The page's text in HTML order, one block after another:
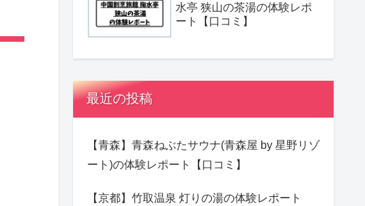
水亭 狭山の茶湯の体験レポ
ート【口コミ】
最近の投稿
【青森】青森ねぶたサウナ(青森屋 by 星野リゾ
ート)の体験レポート【口コミ】
【京都】竹取温泉 灯りの湯の体験レポート